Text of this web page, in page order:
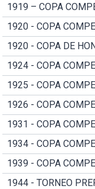
1919 – COPA
1920 - COPA
1920 - COPA DE
1924 - COPA
1925 - COPA
1926 - COPA
1931 - COPA
1934 - COPA
1939 - COPA
1944 - TORNEO